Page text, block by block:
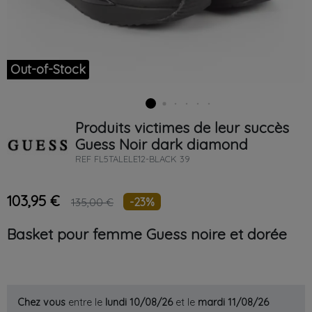
Out-of-Stock
Produits victimes de leur succès
Guess Noir dark diamond
REF FL5TALELE12-BLACK 39
103,95 € 135,00 € -23%
Basket pour femme Guess noire et dorée
Chez vous entre le lundi 10/08/26et le mardi 11/08/26